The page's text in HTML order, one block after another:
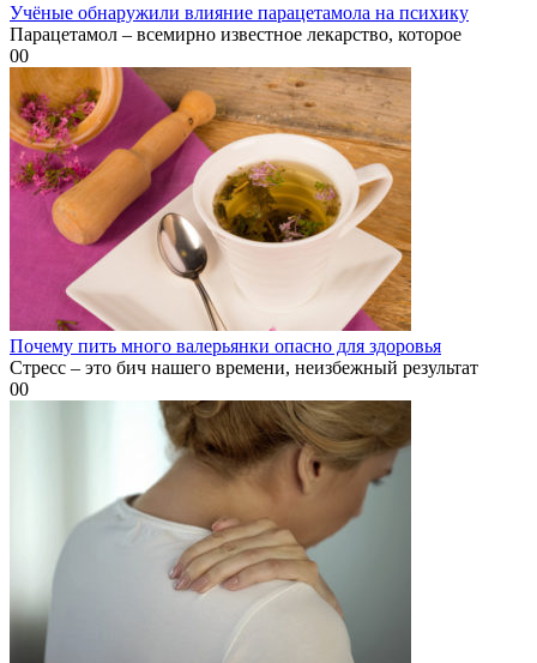
Учёные обнаружили влияние парацетамола на психику
Парацетамол – всемирно известное лекарство, которое
00
Почему пить много валерьянки опасно для здоровья
Стресс – это бич нашего времени, неизбежный результат
00